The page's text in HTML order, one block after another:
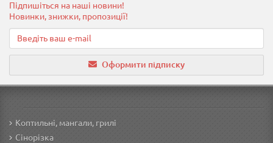
Підпишіться на наші новини!
Новинки, знижки, пропозиції!
Оформити підписку
Коптильні, мангали, грилі
Сінорізка